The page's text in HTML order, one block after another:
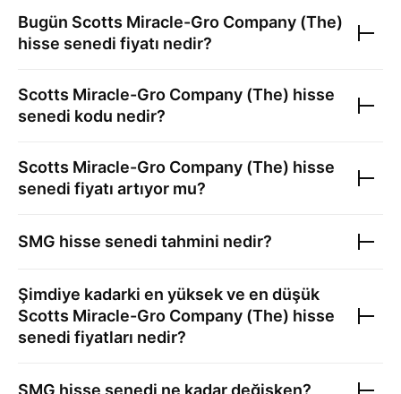
Bugün Scotts Miracle-Gro Company (The)
hisse senedi fiyatı nedir?
Scotts Miracle-Gro Company (The) hisse
senedi kodu nedir?
Scotts Miracle-Gro Company (The) hisse
senedi fiyatı artıyor mu?
SMG hisse senedi tahmini nedir?
Şimdiye kadarki en yüksek ve en düşük
Scotts Miracle-Gro Company (The) hisse
senedi fiyatları nedir?
SMG hisse senedi ne kadar değişken?